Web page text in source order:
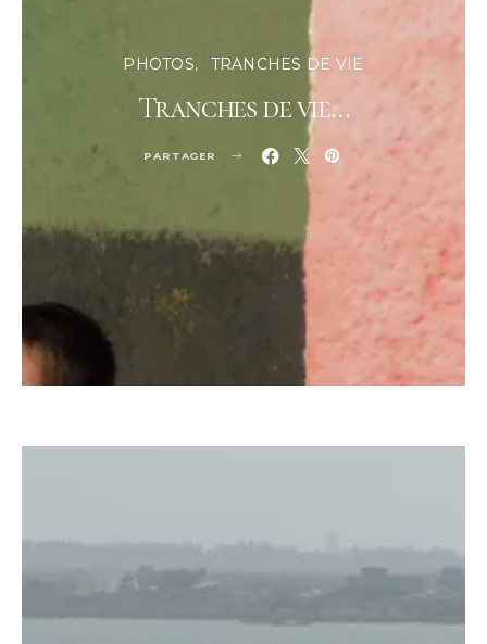
PHOTOS TRANCHES DE VIE
Tranches de vie…
PARTAGER